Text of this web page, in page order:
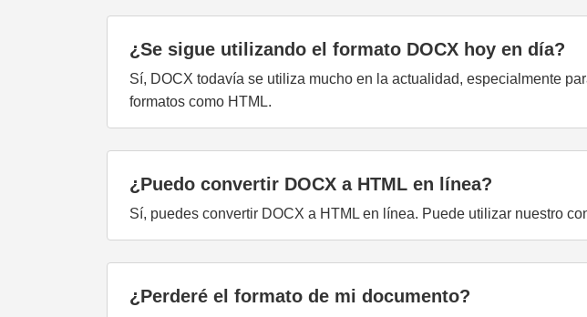
¿Se sigue utilizando el formato DOCX hoy en día?
Sí, DOCX todavía se utiliza mucho en la actualidad, especialmente
formatos como HTML.
¿Puedo convertir DOCX a HTML en línea?
Sí, puedes convertir DOCX a HTML en línea. Puede utilizar nuestro
¿Perderé el formato de mi documento?